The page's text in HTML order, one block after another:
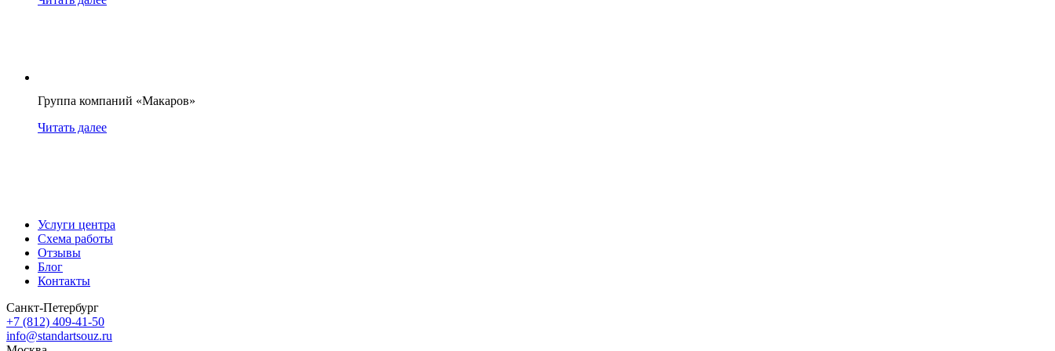
Группа компаний «Макаров»
Читать далее
Услуги центра
Схема работы
Отзывы
Блог
Контакты
Санкт-Петербург
+7 (812) 409-41-50
info@standartsouz.ru